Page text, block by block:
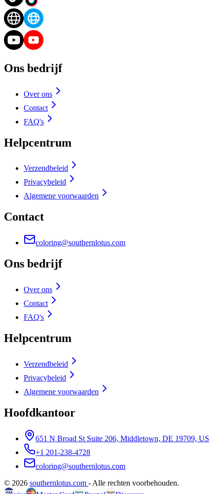
Ons bedrijf
Over ons
Contact
FAQ's
Helpcentrum
Verzendbeleid
Privacybeleid
Algemene voorwaarden
Contact
coloring@southernlotus.com
Ons bedrijf
Over ons
Contact
FAQ's
Helpcentrum
Verzendbeleid
Privacybeleid
Algemene voorwaarden
Hoofdkantoor
651 N Broad St Suite 206, Middletown, DE 19709, US
+1 201-238-4728
coloring@southernlotus.com
© 2026 southernlotus.com - Alle rechten voorbehouden.